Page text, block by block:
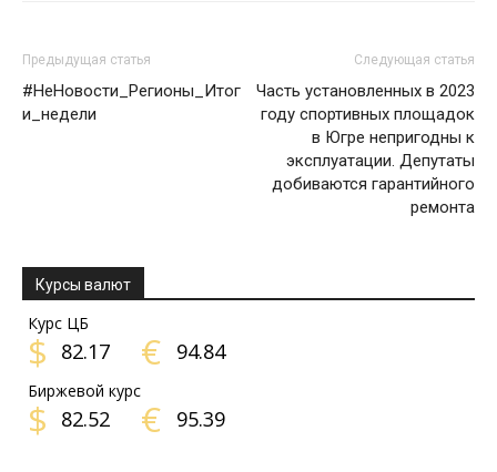
Предыдущая статья
#НеНовости_Регионы_Итог
и_недели
Следующая статья
Часть установленных в 2023
году спортивных площадок
в Югре непригодны к
эксплуатации. Депутаты
добиваются гарантийного
ремонта
Курсы валют
Курс ЦБ
$ 82.17 € 94.84
Биржевой курс
$ 82.52 € 95.39